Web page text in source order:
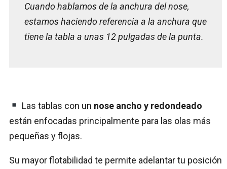
Cuando hablamos de la anchura del nose,
estamos haciendo referencia a la anchura que
tiene la tabla a unas 12 pulgadas de la punta.
Las tablas con un nose ancho y redondeado
están enfocadas principalmente para las olas más
pequeñas y flojas.
Su mayor flotabilidad te permite adelantar tu posición